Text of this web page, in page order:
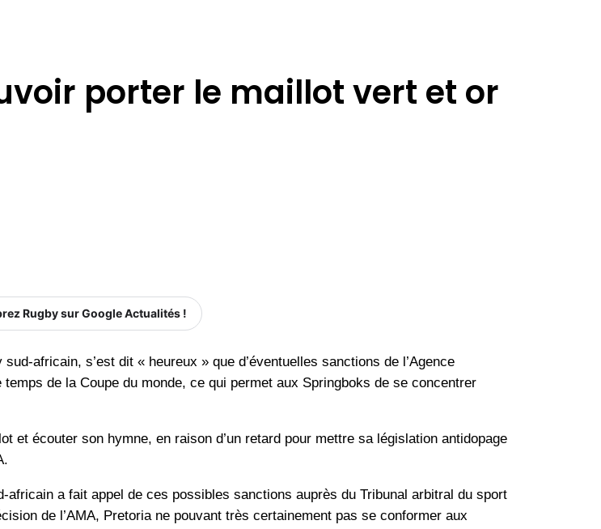
porter le maillot vert et or
Rugby sur Google Actualités !
africain, s’est dit « heureux » que d’éventuelles sanctions de l’Agence
de la Coupe du monde, ce qui permet aux Springboks de se concentrer
et écouter son hymne, en raison d’un retard pour mettre sa législation antidopage
a fait appel de ces possibles sanctions auprès du Tribunal arbitral du sport
de l’AMA, Pretoria ne pouvant très certainement pas se conformer aux